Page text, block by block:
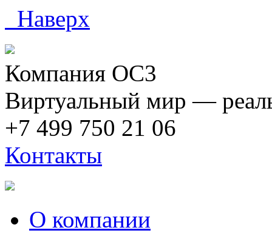
Наверх
Компания ОС3
Виртуальный мир —
+7 499 750 21 06
Контакты
О компании